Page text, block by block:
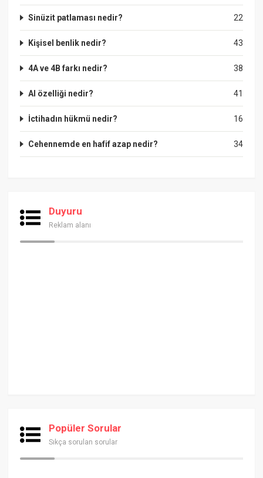
22
Sinüzit patlaması nedir?
43
Kişisel benlik nedir?
38
4A ve 4B farkı nedir?
41
Al özelliği nedir?
16
İctihadın hükmü nedir?
34
Cehennemde en hafif azap nedir?
Duyuru
Reklam alanı
Popüler Sorular
Sıkça sorulan sorular